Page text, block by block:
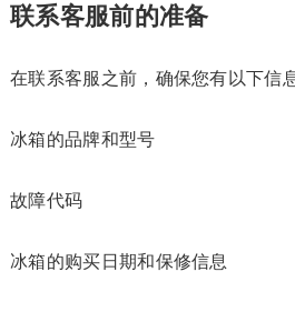
联系客服前的准备
在联系客服之前，确保您有以下信
冰箱的品牌和型号
故障代码
冰箱的购买日期和保修信息